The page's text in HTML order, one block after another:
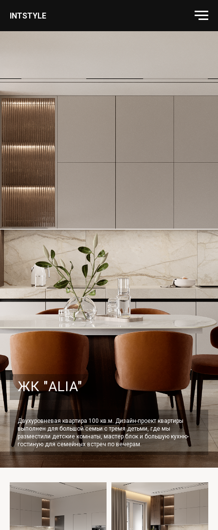
INTSTYLE
ЖК "ALIA"
Двухуровневая квартира 100 кв.м. Дизайн-проект квартиры
выполнен для большой семьи с тремя детьми, где мы
разместили детские комнаты, мастер блок и большую кухню-
гостиную для семейных встреч по вечерам.